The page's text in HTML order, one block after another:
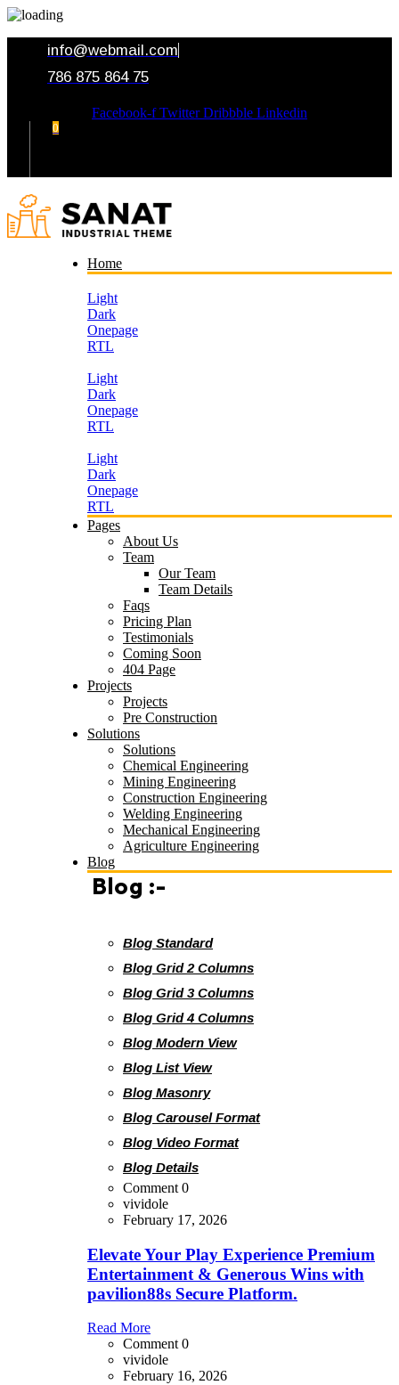
info@webmail.com
786 875 864 75
Facebook-f Twitter Dribbble Linkedin
0
Home
Light
Dark
Onepage
RTL
Light
Dark
Onepage
RTL
Light
Dark
Onepage
RTL
Pages
About Us
Team
Our Team
Team Details
Faqs
Pricing Plan
Testimonials
Coming Soon
404 Page
Projects
Projects
Pre Construction
Solutions
Solutions
Chemical Engineering
Mining Engineering
Construction Engineering
Welding Engineering
Mechanical Engineering
Agriculture Engineering
Blog
Blog :-
Blog Standard
Blog Grid 2 Columns
Blog Grid 3 Columns
Blog Grid 4 Columns
Blog Modern View
Blog List View
Blog Masonry
Blog Carousel Format
Blog Video Format
Blog Details
Comment 0
vividole
February 17, 2026
Elevate Your Play Experience Premium
Entertainment & Generous Wins with
pavilion88s Secure Platform.
Read More
Comment 0
vividole
February 16, 2026